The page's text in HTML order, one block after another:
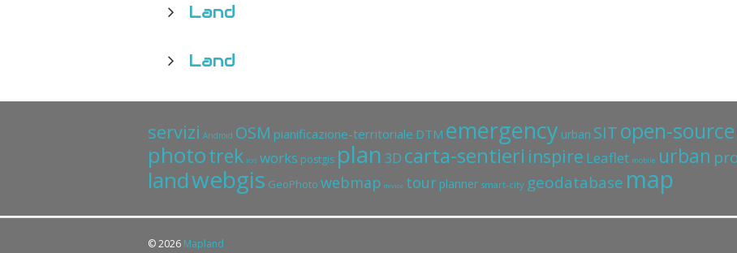
Land
Land
servizi Android OSM pianificazione-territoriale DTM emergency urban SITopen-source
phototrek IOS works postgis plan 3D carta-sentieri inspire Leaflet mobile urban
landwebgis GeoPhoto webmap device tour planner smart-city geodatabase map
© 2026 Mapland